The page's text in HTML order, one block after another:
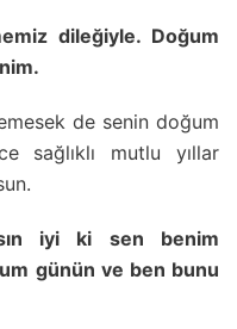
dileğiyle. Doğum
de senin doğum
sağlıklı mutlu yıllar
iyi ki sen benim
günün ve ben bunu